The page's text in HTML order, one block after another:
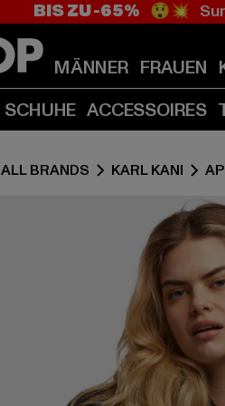
BIS ZU -65% 😲💥
MÄNNER FRAUEN
SCHUHE ACCESSOIRES
ALL BRANDS KARL KANI